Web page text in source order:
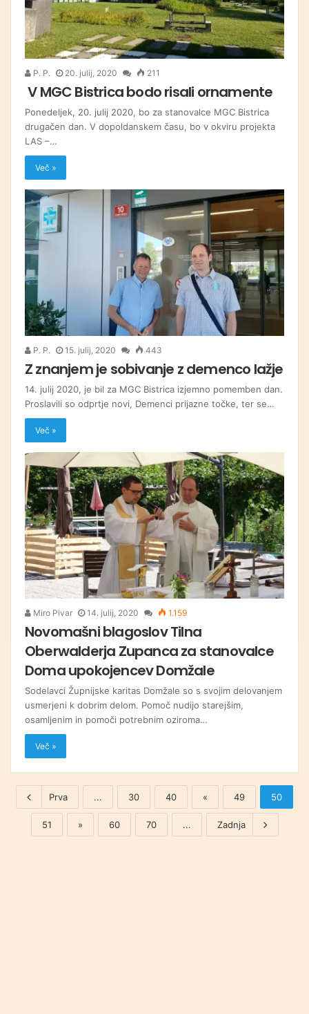
P. P. 20. julij, 2020 211
V MGC Bistrica bodo risali ornamente
Ponedeljek, 20. julij 2020, bo za stanovalce MGC Bistrica
drugačen dan. V dopoldanskem času, bo v okviru projekta
LAS –…
Več »
P. P. 15. julij, 2020 443
Z znanjem je sobivanje z demenco lažje
14. julij 2020, je bil za MGC Bistrica izjemno pomemben dan.
Proslavili so odprtje novi, Demenci prijazne točke, ter se…
Več »
Miro Pivar 14. julij, 2020 1.159
Novomašni blagoslov Tilna
Oberwalderja Zupanca za stanovalce
Doma upokojencev Domžale
Sodelavci Župnijske karitas Domžale so s svojim delovanjem
usmerjeni k dobrim delom. Pomoč nudijo starejšim,
osamljenim in pomoči potrebnim oziroma…
Več »
Prva ... 30 40 « 49 50
51 » 60 70 ... Zadnja